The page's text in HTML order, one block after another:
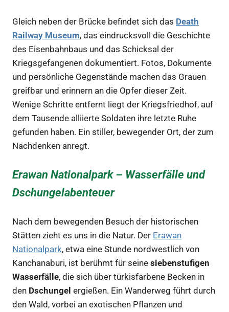
Gleich neben der Brücke befindet sich das Death
Railway Museum, das eindrucksvoll die Geschichte
des Eisenbahnbaus und das Schicksal der
Kriegsgefangenen dokumentiert. Fotos, Dokumente
und persönliche Gegenstände machen das Grauen
greifbar und erinnern an die Opfer dieser Zeit.
Wenige Schritte entfernt liegt der Kriegsfriedhof, auf
dem Tausende alliierte Soldaten ihre letzte Ruhe
gefunden haben. Ein stiller, bewegender Ort, der zum
Nachdenken anregt.
Erawan Nationalpark – Wasserfälle und
Dschungelabenteuer
Nach dem bewegenden Besuch der historischen
Stätten zieht es uns in die Natur. Der Erawan
Nationalpark, etwa eine Stunde nordwestlich von
Kanchanaburi, ist berühmt für seine siebenstufigen
Wasserfälle, die sich über türkisfarbene Becken in
den Dschungel ergießen. Ein Wanderweg führt durch
den Wald, vorbei an exotischen Pflanzen und